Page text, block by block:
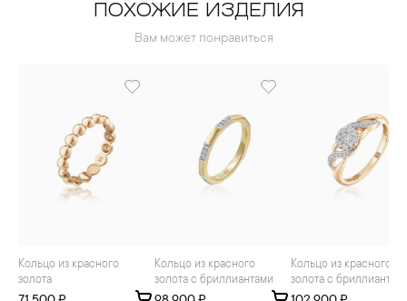
ПОХОЖИЕ ИЗДЕЛИЯ
Вам может понравиться
Кольцо из красного
золота
Кольцо из красного
золота с бриллиантами
Кольцо из красного
золота с